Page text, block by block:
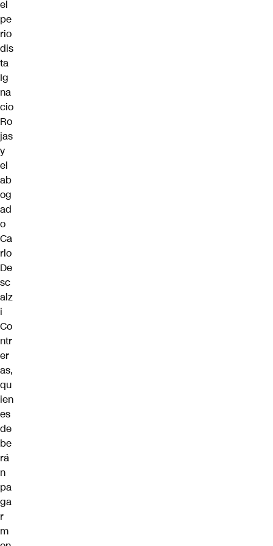
el
pe
rio
dis
ta
Ig
na
cio
Ro
jas
y
el
ab
og
ad
o
Ca
rlo
De
sc
alz
i
Co
ntr
er
as,
qu
ien
es
de
be
rá
n
pa
ga
r
m